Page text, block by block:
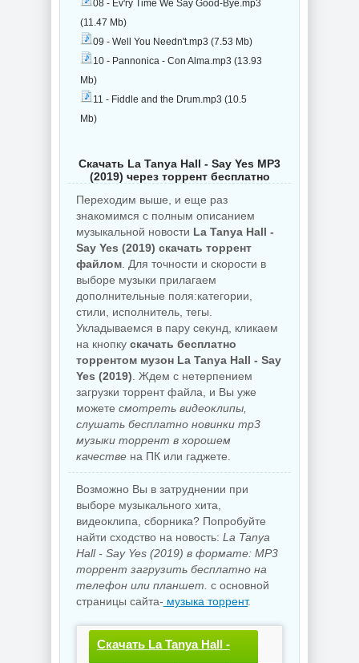
08 - Ev'ry Time We Say Good-Bye.mp3
(11.47 Mb)
09 - Well You Needn't.mp3 (7.53 Mb)
10 - Pannonica - Con Alma.mp3 (13.93
Mb)
11 - Fiddle and the Drum.mp3 (10.5
Mb)
Скачать La Tanya Hall - Say Yes MP3
(2019) через торрент бесплатно
Переходим выше, и еще раз
знакомимся с полным описанием
музыкальной новости La Tanya Hall -
Say Yes (2019) скачать торрент
файлом . Для точности и скорости в
выборе музыки прилагаем
дополнительные поля:категории,
стили, исполнитель, тегы.
Укладываемся в пару секунд, кликаем
на кнопку скачать бесплатно
торрентом музон La Tanya Hall - Say
Yes (2019) . Ждем с нетерпением
загрузки торрент файла, и Вы уже
можете смотреть видеоклипы,
слушать бесплатно новинки mp3
музыки торрент в хорошем
качестве на ПК или гаджете.
Возможно Вы в затруднении при
выборе музыкального хита,
видеоклипа, сборника? Попробуйте
найти сходство на новость: La Tanya
Hall - Say Yes (2019) в формате: MP3
торрент загрузить бесплатно на
телефон или планшет. с основной
страницы сайта- музыка торрент.
Скачать La Tanya Hall -